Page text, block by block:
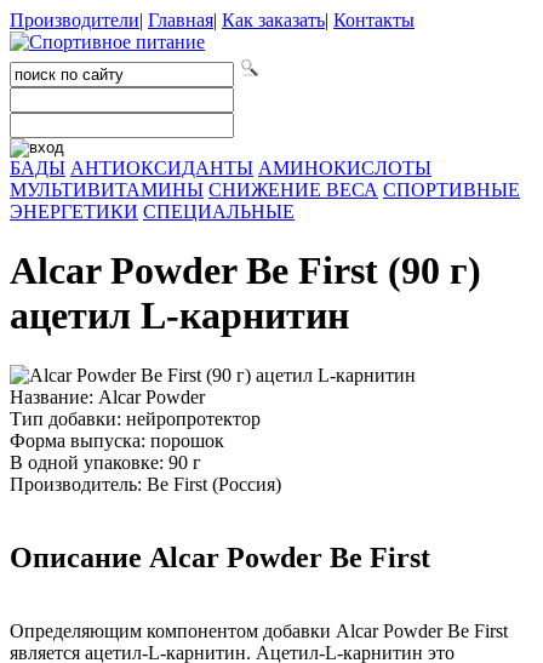
Производители| Главная| Как заказать| Контакты
БАДЫ АНТИОКСИДАНТЫ АМИНОКИСЛОТЫ
МУЛЬТИВИТАМИНЫ СНИЖЕНИЕ ВЕСА СПОРТИВНЫЕ
ЭНЕРГЕТИКИ СПЕЦИАЛЬНЫЕ
Alcar Powder Be First (90 г)
ацетил L-карнитин
Название: Alcar Powder
Тип добавки: нейропротектор
Форма выпуска: порошок
В одной упаковке: 90 г
Производитель: Be First (Россия)
Описание Alcar Powder Be First
Определяющим компонентом добавки Alcar Powder Be First
является ацетил-L-карнитин. Ацетил-L-карнитин это